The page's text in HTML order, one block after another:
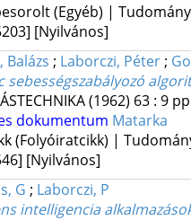
(Egyéb) |
[Nyilvános]
Balázs ; Laborczi, Péter;
sebességszabályozó
(1962) 63: 9
dokumentum Matarka
(Folyóiratcikk) |
[Nyilvános]
G ; Laborczi, P
intelligencia